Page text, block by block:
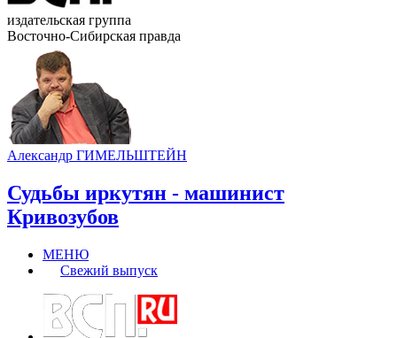
издательская группа
Восточно-Сибирская правда
Александр ГИМЕЛЬШТЕЙН
Судьбы иркутян - машинист
Кривозубов
МЕНЮ
Свежий выпуск